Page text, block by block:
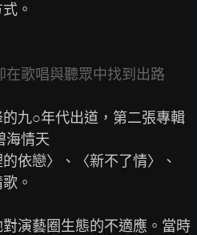
。
在歌唱與聽眾中找到出路
九○年代出道，第二張專輯
海情天
依戀〉、〈新不了情〉、
。
演藝圈生態的不適應。當時